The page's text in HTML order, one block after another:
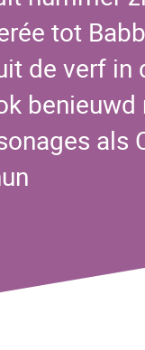
tot
de verf in
benieuwd
als